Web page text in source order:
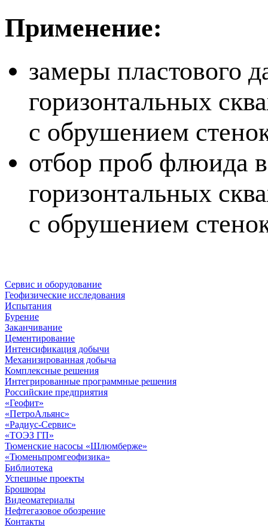
Применение:
замеры пластового
горизонтальных
с обрушением
отбор проб флюида
горизонтальных
с обрушением
Сервис и оборудование
Геофизические исследования
Испытания
Бурение
Заканчивание
Цементирование
Интенсификация добычи
Механизированная добыча
Комплексные решения
Интегрированные программные решения
Российские предприятия
«Геофит»
«ПетроАльянс»
«Радиус-Сервис»
«ТОЭЗ ГП»
Тюменские насосы «Шлюмберже»
«Тюменьпромгеофизика»
Библиотека
Успешные проекты
Брошюры
Видеоматериалы
Нефтегазовое обозрение
Контакты